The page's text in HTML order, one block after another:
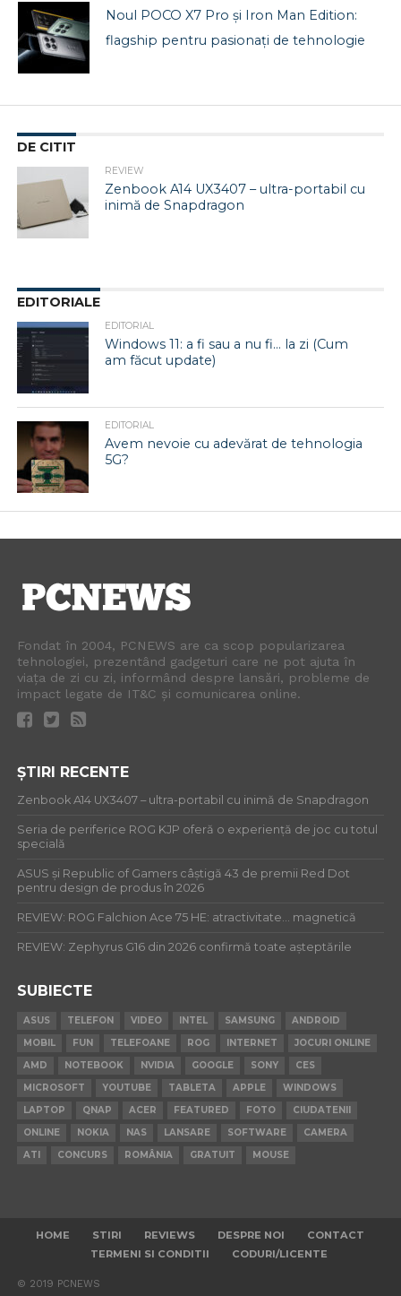
Noul POCO X7 Pro și Iron Man Edition:
flagship pentru pasionați de tehnologie
DE CITIT
REVIEW
Zenbook A14 UX3407 – ultra-portabil cu
inimă de Snapdragon
EDITORIALE
EDITORIAL
Windows 11: a fi sau a nu fi… la zi (Cum
am făcut update)
EDITORIAL
Avem nevoie cu adevărat de tehnologia
5G?
Fondat în 2004, PCNEWS are ca scop popularizarea
tehnologiei, prezentând gadgeturi care ne pot ajuta în
viața de zi cu zi, informând despre lansări, probleme de
impact legate de IT&C și comunicarea online.
ȘTIRI RECENTE
Zenbook A14 UX3407 – ultra-portabil cu inimă de Snapdragon
Seria de periferice ROG KJP oferă o experiență de joc cu totul
specială
ASUS și Republic of Gamers câștigă 43 de premii Red Dot
pentru design de produs în 2026
REVIEW: ROG Falchion Ace 75 HE: atractivitate… magnetică
REVIEW: Zephyrus G16 din 2026 confirmă toate așteptările
SUBIECTE
ASUS TELEFON VIDEO INTEL SAMSUNG
ANDROID
MOBIL
FUN TELEFOANE ROG INTERNET
JOCURI ONLINE
AMD
NOTEBOOK NVIDIA GOOGLE SONY
CES
MICROSOFT
YOUTUBE TABLETA APPLE
WINDOWS
LAPTOP
QNAP ACER FEATURED FOTO
CIUDATENII
ONLINE
NOKIA NAS LANSARE SOFTWARE
CAMERA
ATI
CONCURS ROMÂNIA GRATUIT MOUSE
HOME STIRI REVIEWS DESPRE NOI
CONTACT
TERMENI SI CONDITII
CODURI/LICENTE
© 2019 PCNEWS